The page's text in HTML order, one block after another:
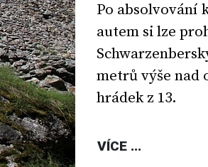
Po absolvování
autem si lze
metrů výše nad
hrádek z 13.
VÍCE ...